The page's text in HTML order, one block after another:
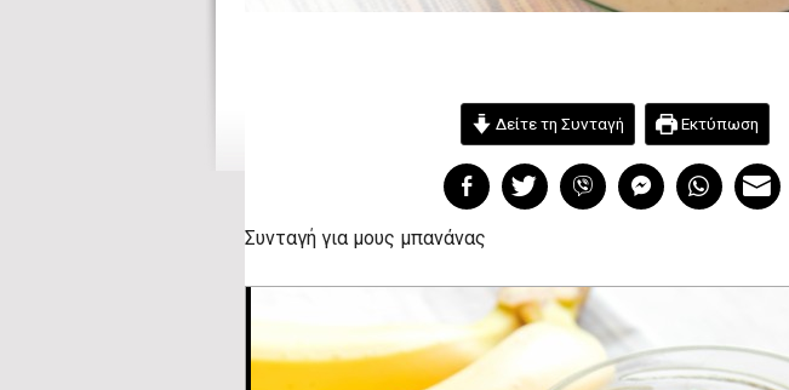
Δείτε τη Συνταγή Εκτύπωση
Συνταγή για μους μπανάνας